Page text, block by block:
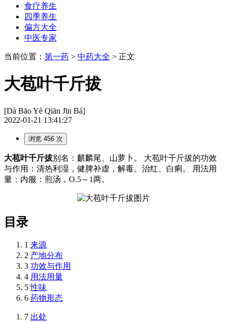
食疗养生
四季养生
偏方大全
中医专家
当前位置： 第一药 > 中药大全 > 正文
大苞叶千斤拔
[Dà Bāo Yè Qiān Jīn Bá]
2022-01-21 13:41:27
浏览 456 次
大苞叶千斤拔别名：麒麟尾、山萝卜。 大苞叶千斤拔的功效
与作用：清热利湿，健脾补虚，解毒。治红、白痢。 用法用
量：内服：煎汤，O.5～1两。
目录
1 来源
2 产地分布
3 功效与作用
4 用法用量
5 性味
6 药物形态
7 出处